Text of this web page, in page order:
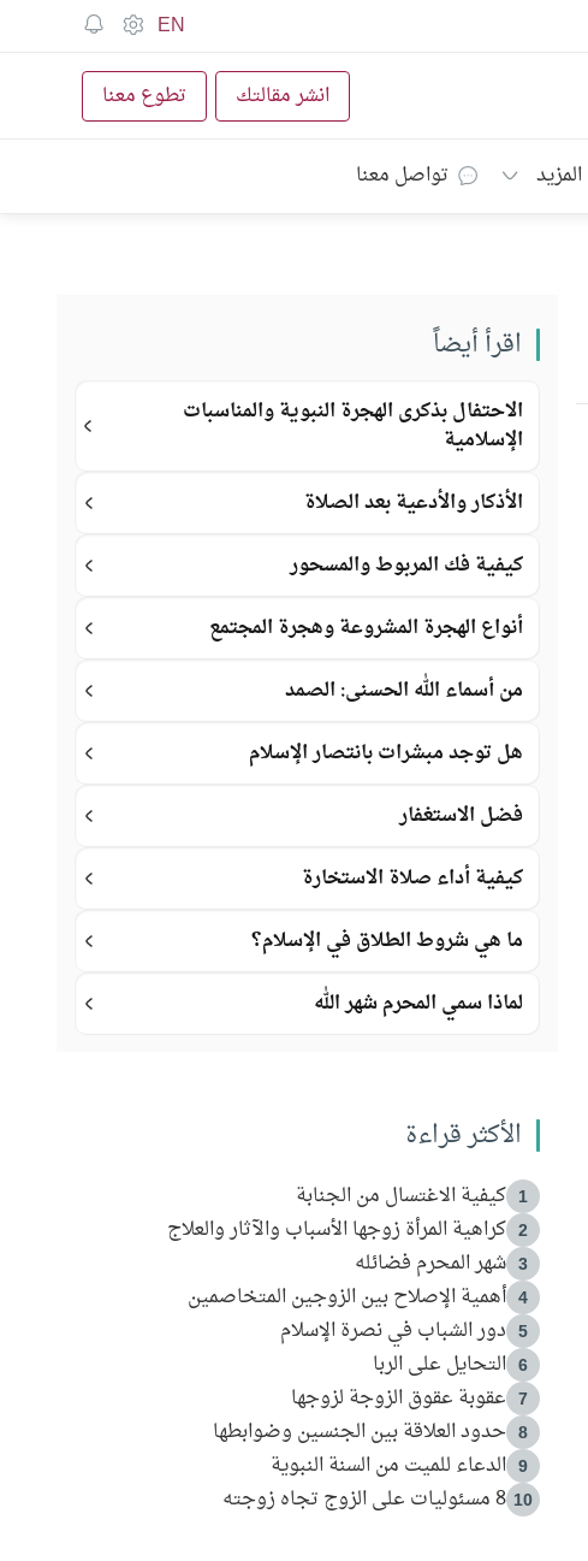
EN
انشر مقالتك تطوع معنا
المزيد تواصل معنا
اقرأ أيضاً
الاحتفال بذكرى الهجرة النبوية والمناسبات
الإسلامية
الأذكار والأدعية بعد الصلاة
كيفية فك المربوط والمسحور
أنواع الهجرة المشروعة وهجرة المجتمع
من أسماء الله الحسنى: الصمد
هل توجد مبشرات بانتصار الإسلام
فضل الاستغفار
كيفية أداء صلاة الاستخارة
ما هي شروط الطلاق في الإسلام؟
لماذا سمي المحرم شهر الله
الأكثر قراءة
1 كيفية الاغتسال من الجنابة
2 كراهية المرأة زوجها الأسباب والآثار والعلاج
3 شهر المحرم فضائله
4 أهمية الإصلاح بين الزوجين المتخاصمين
5 دور الشباب في نصرة الإسلام
6 التحايل على الربا
7 عقوبة عقوق الزوجة لزوجها
8 حدود العلاقة بين الجنسين وضوابطها
9 الدعاء للميت من السنة النبوية
10 8 مسئوليات على الزوج تجاه زوجته